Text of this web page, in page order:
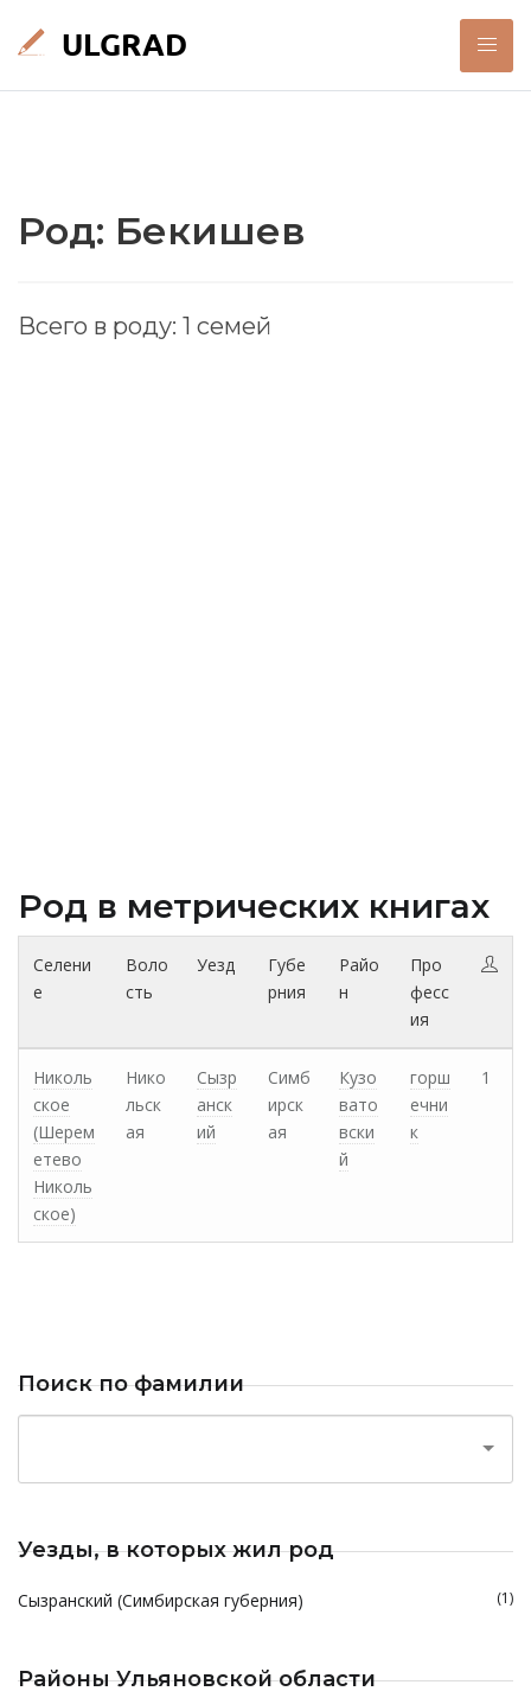
Род: Бекишев
Всего в роду: 1 семей
Род в метрических книгах
Селени
е
Воло
сть
Уезд
Губе
рния
Райо
н
Про
фесс
ия
Николь
ское
(Шерем
етево
Николь
ское)
Нико
льск
ая
Сызр
анск
ий
Симб
ирск
ая
Кузо
вато
вски
й
горш
ечни
к
1
Поиск по фамилии
Уезды, в которых жил род
Сызранский (Симбирская губерния) (1)
Районы Ульяновской области